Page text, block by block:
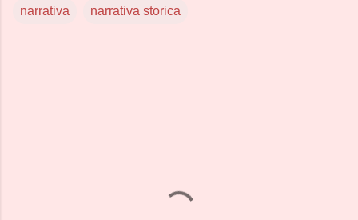
narrativa narrativa storica